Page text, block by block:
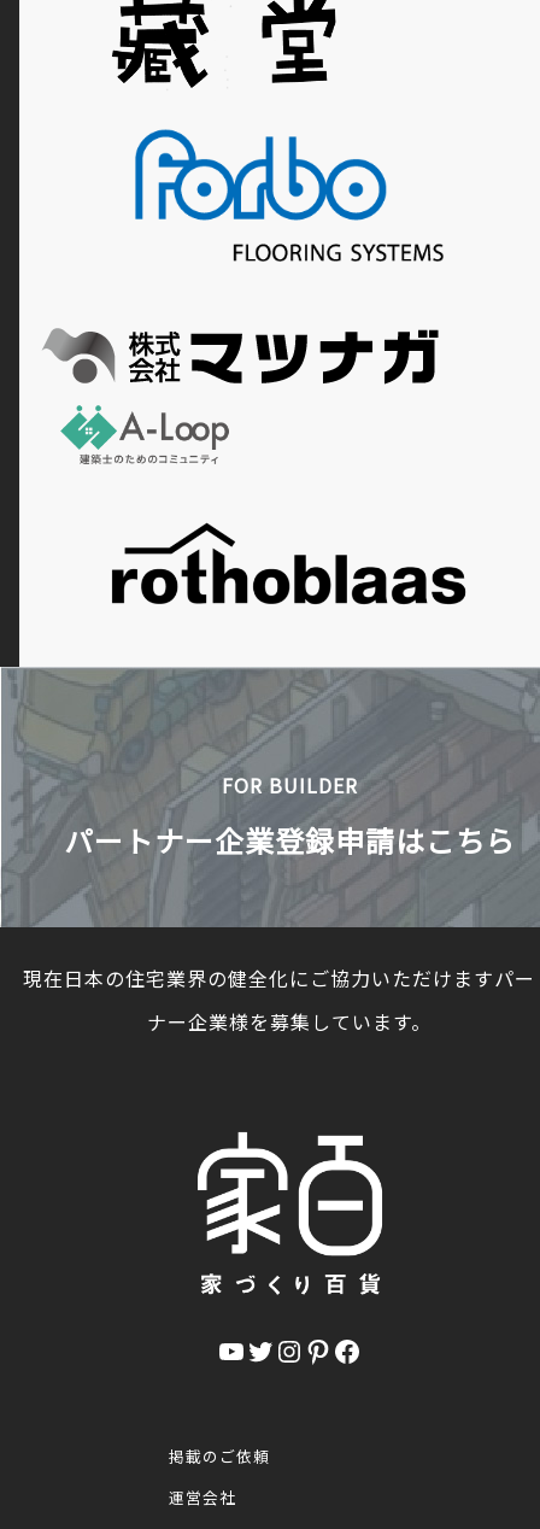
FOR BUILDER
パートナー企業登録申請はこちら
現在日本の住宅業界の健全化にご協力いただけますパ
ナー企業様を募集しています。
YouTube Twitter InstagramPinterest Facebook
掲載のご依頼
運営会社